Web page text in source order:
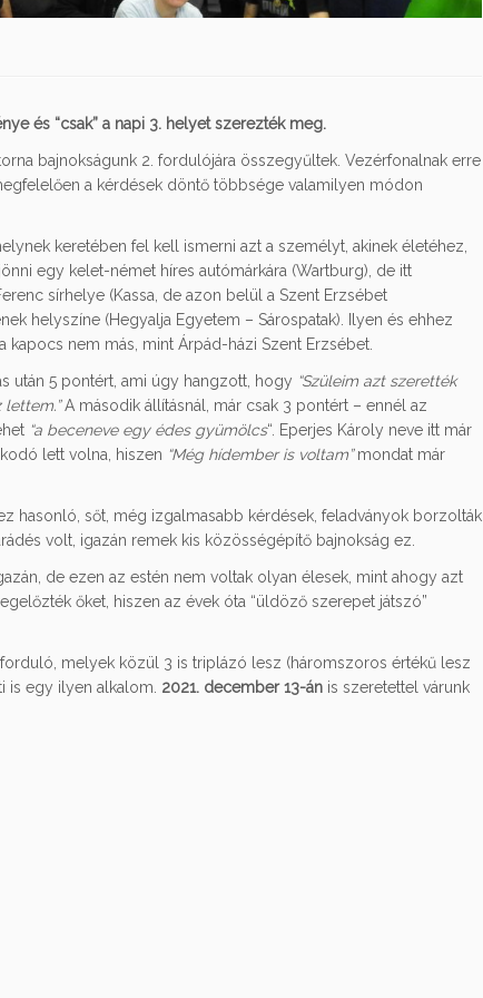
és “csak” a napi 3. helyet szerezték meg.
bajnokságunk 2. fordulójára összegyűltek. Vezérfonalnak erre
a kérdések döntő többsége valamilyen módon
keretében fel kell ismerni azt a személyt, akinek életéhez,
egy kelet-német híres autómárkára (Wartburg), de itt
sírhelye (Kassa, de azon belül a Szent Erzsébet
helyszíne (Hegyalja Egyetem – Sárospatak). Ilyen és ehhez
nem más, mint Árpád-házi Szent Erzsébet.
után 5 pontért, ami úgy hangzott, hogy “Szüleim azt szerették
A második állításnál, már csak 3 pontért – ennél az
“a beceneve egy édes gyümölcs“. Eperjes Károly neve itt már
lett volna, hiszen “Még hídember is voltam”mondat már
hasonló, sőt, még izgalmasabb kérdések, feladványok borzolták
volt, igazán remek kis közösségépítő bajnokság ez.
de ezen az estén nem voltak olyan élesek, mint ahogy azt
őket, hiszen az évek óta “üldöző szerepet játszó”
melyek közül 3 is triplázó lesz (háromszoros értékű lesz
is egy ilyen alkalom. 2021. december 13-án is szeretettel várunk